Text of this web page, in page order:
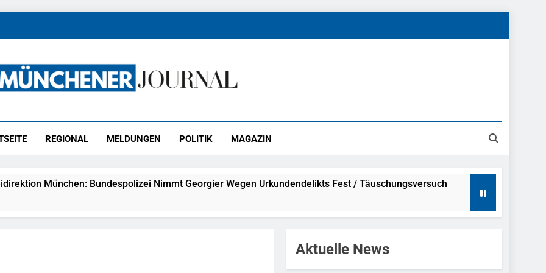
REGIONAL MELDUNGEN POLITIK MAGAZIN
München: Bundespolizei Nimmt Georgier Wegen Urkundendelikts Fest / Täuschungsversuch
München: Notruf Per Knopfdruck / Schnelle Festnahme Nach Sexueller Belästigung
Aktuelle News